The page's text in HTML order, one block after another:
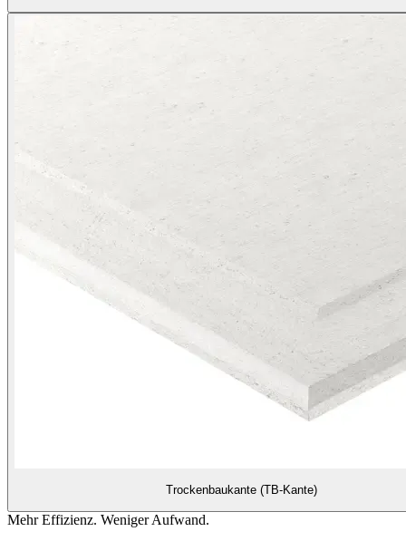
Trockenbaukante (TB-Kante)
Mehr Effizienz. Weniger Aufwand.